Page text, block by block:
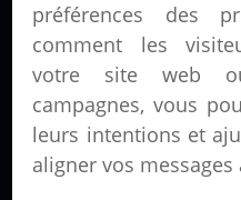
préférences des
comment les
votre site web
campagnes, vous
leurs intentions et
aligner vos